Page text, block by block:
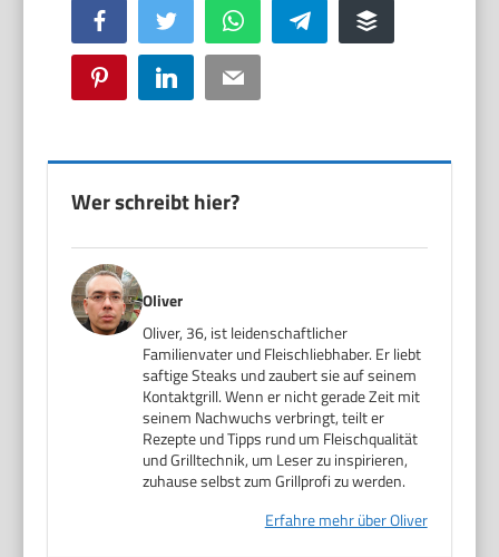
Facebook Twitter WhatsApp Telegram Buffer
Pinterest LinkedIn Email
Wer schreibt hier?
Oliver
Oliver, 36, ist leidenschaftlicher
Familienvater und Fleischliebhaber. Er liebt
saftige Steaks und zaubert sie auf seinem
Kontaktgrill. Wenn er nicht gerade Zeit mit
seinem Nachwuchs verbringt, teilt er
Rezepte und Tipps rund um Fleischqualität
und Grilltechnik, um Leser zu inspirieren,
zuhause selbst zum Grillprofi zu werden.
Erfahre mehr über Oliver